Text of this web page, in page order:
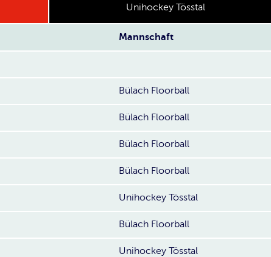
Unihockey Tösstal
Mannschaft
Bülach Floorball
Bülach Floorball
Bülach Floorball
Bülach Floorball
Unihockey Tösstal
Bülach Floorball
Unihockey Tösstal